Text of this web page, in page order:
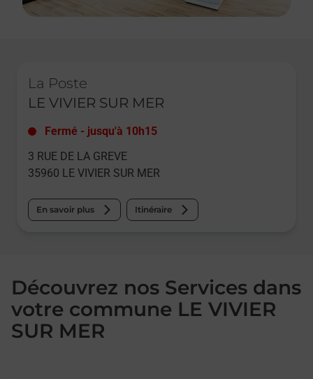
La Poste
LE VIVIER SUR MER
Fermé - jusqu'à 10h15
3 RUE DE LA GREVE
35960 LE VIVIER SUR MER
En savoir plus Itinéraire
Découvrez nos Services dans
votre commune LE VIVIER
SUR MER